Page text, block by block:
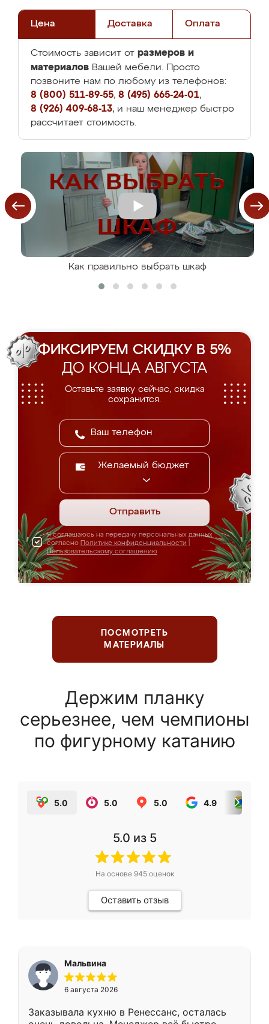
Цена Доставка Оплата
Стоимость зависит от размеров и
материалов Вашей мебели. Просто
позвоните нам по любому из телефонов:
8 (800) 511-89-55, 8 (495) 665-24-01,
8 (926) 409-68-13, и наш менеджер быстро
рассчитает стоимость.
Как правильно выбрать шкаф
ФИКСИРУЕМ СКИДКУ В 5%
ДО КОНЦА АВГУСТА
Оставьте заявку сейчас, скидка
сохранится.
Желаемый бюджет
Отправить
Я соглашаюсь на передачу персональных данных
согласно Политике конфиденциальности
Пользовательскому соглашению
ПОСМОТРЕТЬ
МАТЕРИАЛЫ
Держим планку
серьезнее, чем чемпионы
по фигурному катанию
5.0 5.0 5.0 4.9
5.0 из 5
На основе 945оценок
Оставить отзыв
Мальвина
6 августа 2026
Заказывала кухню в Ренессанс, осталась